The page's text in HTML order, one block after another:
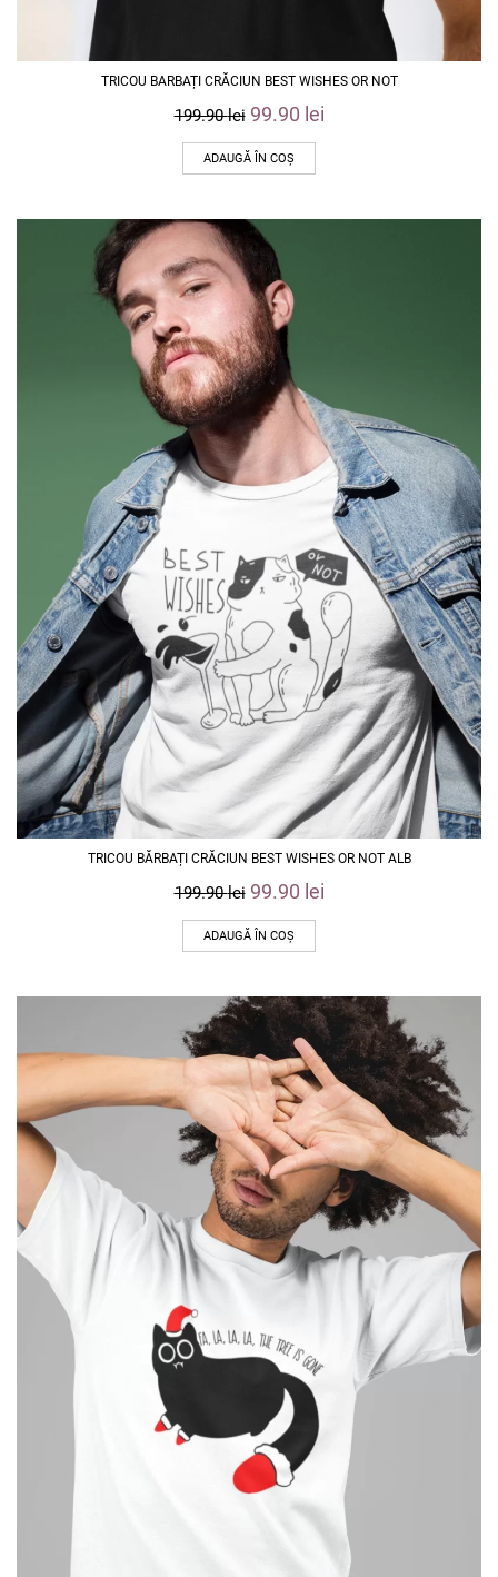
TRICOU BARBAȚI CRĂCIUN BEST WISHES OR NOT
199.90lei 99.90 lei
ADAUGĂ ÎN COȘ
TRICOU BĂRBAȚI CRĂCIUN BEST WISHES OR NOT ALB
199.90lei 99.90 lei
ADAUGĂ ÎN COȘ